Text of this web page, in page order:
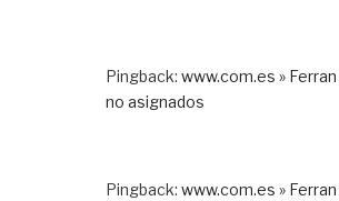
Pingback: www.com.es »
no asignados
Pingback: www.com.es »